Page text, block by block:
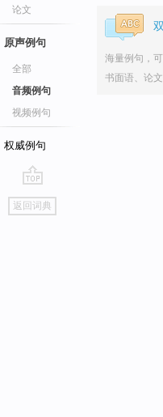
论文
原声例句
全部
音频例句
视频例句
权威例句
go
top
返回词典
海量例句，
书面语、论文